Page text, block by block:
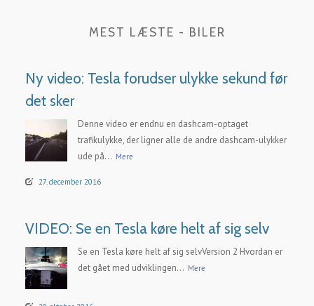
MEST LÆSTE - BILER
Ny video: Tesla forudser ulykke sekund før
det sker
Denne video er endnu en dashcam-optaget
trafikulykke, der ligner alle de andre dashcam-ulykker
ude på... Mere
27. december 2016
VIDEO: Se en Tesla køre helt af sig selv
Se en Tesla køre helt af sig selvVersion 2 Hvordan er
det gået med udviklingen... Mere